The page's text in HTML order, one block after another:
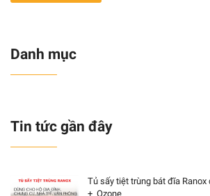
Danh mục
Tin tức gần đây
Tủ sấy tiệt trùng bát đĩa Ranox
+ Ozone